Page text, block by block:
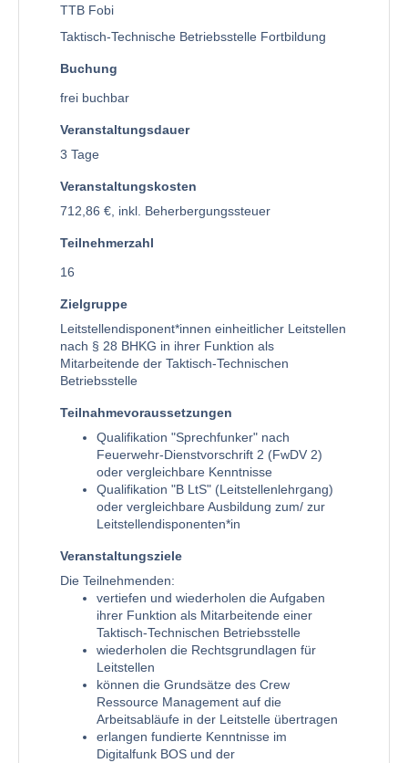
TTB Fobi
Taktisch-Technische Betriebsstelle Fortbildung
Buchung
frei buchbar
Veranstaltungsdauer
3 Tage
Veranstaltungskosten
712,86 €, inkl. Beherbergungssteuer
Teilnehmerzahl
16
Zielgruppe
Leitstellendisponent*innen einheitlicher Leitstellen
nach § 28 BHKG in ihrer Funktion als
Mitarbeitende der Taktisch-Technischen
Betriebsstelle
Teilnahmevoraussetzungen
Qualifikation "Sprechfunker" nach
Feuerwehr-Dienstvorschrift 2 (FwDV 2)
oder vergleichbare Kenntnisse
Qualifikation "B LtS" (Leitstellenlehrgang)
oder vergleichbare Ausbildung zum/ zur
Leitstellendisponenten*in
Veranstaltungsziele
Die Teilnehmenden:
vertiefen und wiederholen die Aufgaben
ihrer Funktion als Mitarbeitende einer
Taktisch-Technischen Betriebsstelle
wiederholen die Rechtsgrundlagen für
Leitstellen
können die Grundsätze des Crew
Ressource Management auf die
Arbeitsabläufe in der Leitstelle übertragen
erlangen fundierte Kenntnisse im
Digitalfunk BOS und der